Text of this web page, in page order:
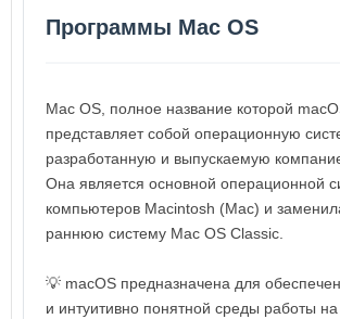
Программы Mac OS
Mac OS, полное название которой
представляет собой операционную
разработанную и выпускаемую
Она является основной операционной
компьютеров Macintosh (Mac) и
раннюю систему Mac OS Classic.
💡 macOS предназначена для
и интуитивно понятной среды работы